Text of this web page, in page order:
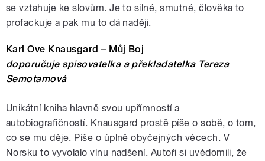
se vztahuje ke slovům. Je to silné, smutné, člověka to
profackuje a pak mu to dá naději.
Karl Ove Knausgard – Můj Boj
doporučuje spisovatelka a překladatelka Tereza
Semotamová
Unikátní kniha hlavně svou upřímností a
autobiografičností. Knausgard prostě píše o sobě, o tom,
co se mu děje. Píše o úplně obyčejných věcech. V
Norsku to vyvolalo vlnu nadšení. Autoři si uvědomili, že